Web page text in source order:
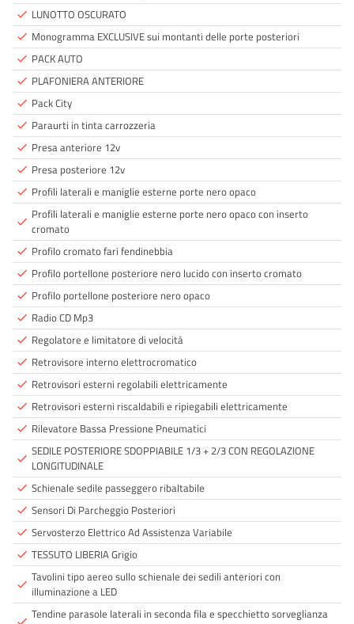
done LUNOTTO OSCURATO
done Monogramma EXCLUSIVE sui montanti delle porte posteriori
done PACK AUTO
done PLAFONIERA ANTERIORE
done Pack City
done Paraurti in tinta carrozzeria
done Presa anteriore 12v
done Presa posteriore 12v
done Profili laterali e maniglie esterne porte nero opaco
done
Profili laterali e maniglie esterne porte nero opaco con inserto
cromato
done Profilo cromato fari fendinebbia
done Profilo portellone posteriore nero lucido con inserto cromato
done Profilo portellone posteriore nero opaco
done Radio CD Mp3
done Regolatore e limitatore di velocità
done Retrovisore interno elettrocromatico
done Retrovisori esterni regolabili elettricamente
done Retrovisori esterni riscaldabili e ripiegabili elettricamente
done Rilevatore Bassa Pressione Pneumatici
done
SEDILE POSTERIORE SDOPPIABILE 1/3 + 2/3 CON REGOLAZIONE
LONGITUDINALE
done Schienale sedile passeggero ribaltabile
done Sensori Di Parcheggio Posteriori
done Servosterzo Elettrico Ad Assistenza Variabile
done TESSUTO LIBERIA Grigio
done
Tavolini tipo aereo sullo schienale dei sedili anteriori con
illuminazione a LED
done
Tendine parasole laterali in seconda fila e specchietto sorveglianza